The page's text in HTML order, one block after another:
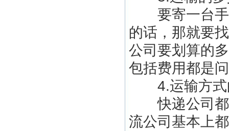
要寄一台手
的话，那就要
公司要划算的
包括费用都是
4.运输方式
快递公司都
流公司基本上